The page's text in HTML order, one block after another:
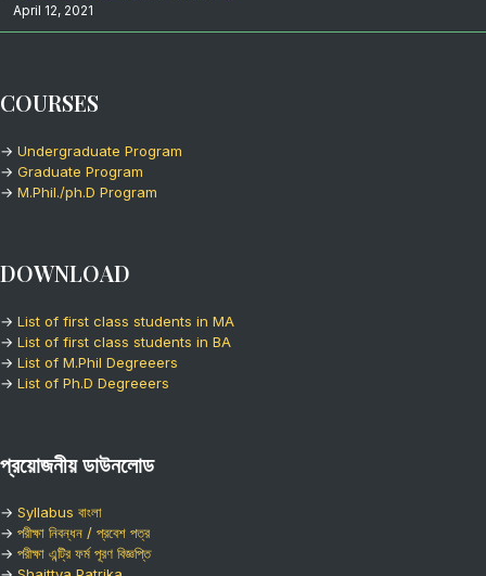
April 12, 2021
COURSES
→ Undergraduate Program
→ Graduate Program
→ M.Phil./ph.D Program
DOWNLOAD
→ List of first class students in MA
→ List of first class students in BA
→ List of M.Phil Degreeers
→ List of Ph.D Degreeers
প্রয়োজনীয় ডাউনলোড
→ Syllabus বাংলা
→ পরীক্ষা নিবন্ধন / প্রবেশ পত্র
→ পরীক্ষা এন্ট্রি ফর্ম পূরণ বিজ্ঞপ্তি